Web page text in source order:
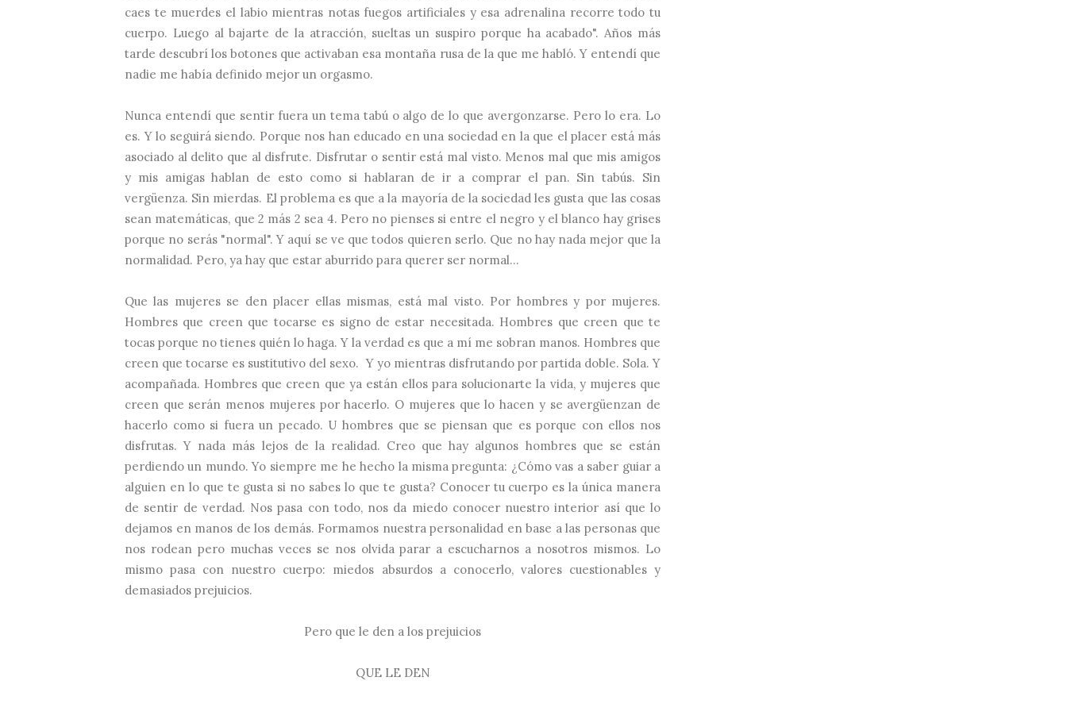
caes te muerdes el labio mientras notas fuegos artificiales y esa adrenalina recorre todo tu
cuerpo. Luego al bajarte de la atracción, sueltas un suspiro porque ha acabado". Años más
tarde descubrí los botones que activaban esa montaña rusa de la que me habló. Y entendí que
nadie me había definido mejor un orgasmo.
Nunca entendí que sentir fuera un tema tabú o algo de lo que avergonzarse. Pero lo era. Lo
es. Y lo seguirá siendo. Porque nos han educado en una sociedad en la que el placer está más
asociado al delito que al disfrute. Disfrutar o sentir está mal visto. Menos mal que mis amigos
y mis amigas hablan de esto como si hablaran de ir a comprar el pan. Sin tabús. Sin
vergüenza. Sin mierdas. El problema es que a la mayoría de la sociedad les gusta que las cosas
sean matemáticas, que 2 más 2 sea 4. Pero no pienses si entre el negro y el blanco hay grises
porque no serás "normal". Y aquí se ve que todos quieren serlo. Que no hay nada mejor que la
normalidad. Pero, ya hay que estar aburrido para querer ser normal...
Que las mujeres se den placer ellas mismas, está mal visto. Por hombres y por mujeres.
Hombres que creen que tocarse es signo de estar necesitada. Hombres que creen que te
tocas porque no tienes quién lo haga. Y la verdad es que a mí me sobran manos. Hombres que
creen que tocarse es sustitutivo del sexo. Y yo mientras disfrutando por partida doble. Sola. Y
acompañada. Hombres que creen que ya están ellos para solucionarte la vida, y mujeres que
creen que serán menos mujeres por hacerlo. O mujeres que lo hacen y se avergüenzan de
hacerlo como si fuera un pecado. U hombres que se piensan que es porque con ellos nos
disfrutas. Y nada más lejos de la realidad. Creo que hay algunos hombres que se están
perdiendo un mundo. Yo siempre me he hecho la misma pregunta: ¿Cómo vas a saber guiar a
alguien en lo que te gusta si no sabes lo que te gusta? Conocer tu cuerpo es la única manera
de sentir de verdad. Nos pasa con todo, nos da miedo conocer nuestro interior así que lo
dejamos en manos de los demás. Formamos nuestra personalidad en base a las personas que
nos rodean pero muchas veces se nos olvida parar a escucharnos a nosotros mismos. Lo
mismo pasa con nuestro cuerpo: miedos absurdos a conocerlo, valores cuestionables y
demasiados prejuicios.
Pero que le den a los prejuicios
QUE LE DEN